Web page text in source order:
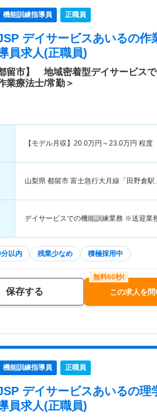
機能訓練指導員 正職員
デイサービスあいるの作
員求人(正職員)
留市】 地域密着型デイサービス
業療法士/常勤＞
【モデル月収】 20.0万円～23.0万円 程度
山梨県 都留市 富士急行大月線「田野倉駅
デイサービスでの機能訓練業務 ※送迎業
以内 残業少なめ 積極採用中
保存する この求人を
機能訓練指導員 正職員
デイサービスあいるの理
員求人(正職員)